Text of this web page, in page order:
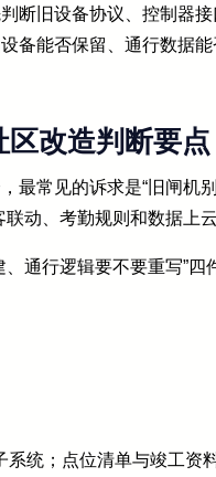
旧设备协议、控制器
备能否保留、通行数据
改造判断要点
最常见的诉求是“旧闸机
动、考勤规则和数据上
通行逻辑要不要重写”
统；点位清单与竣工资